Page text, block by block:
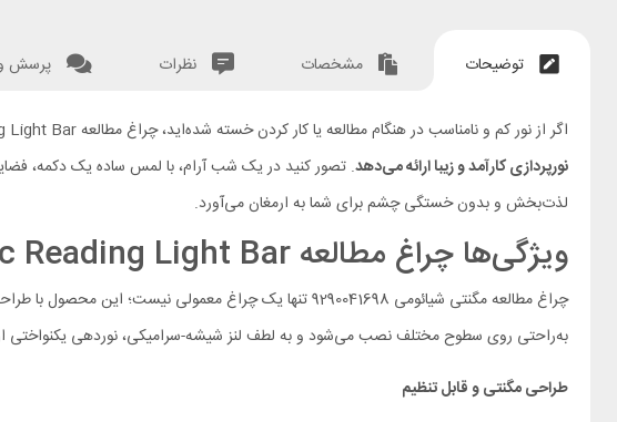
توضیحات مشخصات نظرات پرسش
اگر از نور کم و نامناسب در هنگام مطالعه یا کار کردن خسته شده‌اید، چراغ مطالعه Xiaomi Magnetic Reading Light Bar انتخابی بی‌نظیر برای شماست. این محصول با
نورپردازی کارآمد و زیبا ارائه می‌دهد. تصور کنید در یک شب آرام، با لمس ساده یک دکمه،
لذت‌بخش و بدون خستگی چشم برای شما به ارمغان می‌آورد.
ویژگی‌ها چراغ مطالعه Xiaomi Magnetic Reading Light Bar
چراغ مطالعه مگنتی شیائومی 9290041698 تنها یک چراغ
به‌راحتی روی سطوح مختلف نصب می‌شود و به لطف لنز شیشه-سرامیکی، نوردهی یکنواختی
طراحی مگنتی و قابل تنظیم